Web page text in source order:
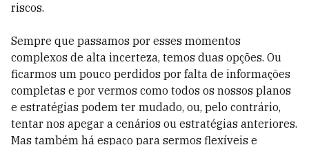
riscos.
Sempre que passamos por esses momentos
complexos de alta incerteza, temos duas opções. Ou
ficarmos um pouco perdidos por falta de informações
completas e por vermos como todos os nossos planos
e estratégias podem ter mudado, ou, pelo contrário,
tentar nos apegar a cenários ou estratégias anteriores.
Mas também há espaço para sermos flexíveis e